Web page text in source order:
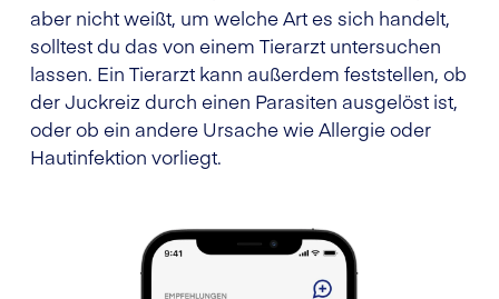
aber nicht weißt, um welche Art es sich handelt,
solltest du das von einem Tierarzt untersuchen
lassen. Ein Tierarzt kann außerdem feststellen, ob
der Juckreiz durch einen Parasiten ausgelöst ist,
oder ob ein andere Ursache wie Allergie oder
Hautinfektion vorliegt.